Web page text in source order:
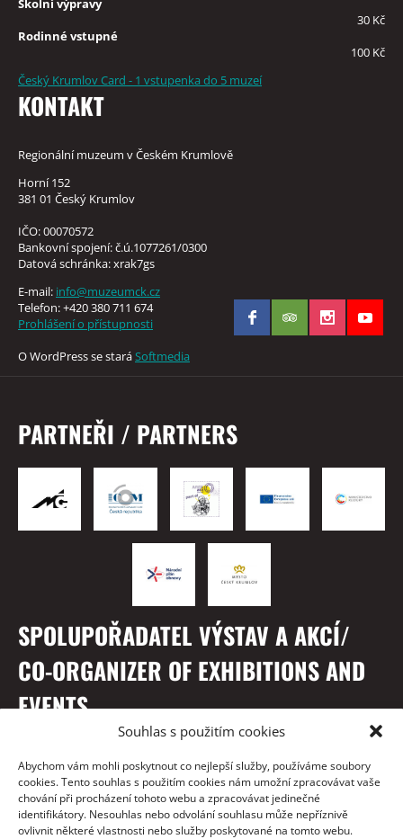
Souhlas s použitím cookies
Abychom vám mohli poskytnout co nejlepší služby, používáme soubory
cookies. Tento souhlas s použitím cookies nám umožní zpracovávat vaše
chování při procházení tohoto webu a zpracovávat jedinečné
identifikátory. Nesouhlas nebo odvolání souhlasu může nepříznivě
ovlivnit některé vlastnosti nebo služby poskytované na tomto webu.
Školní výpravy
30 Kč
Rodinné vstupné
100 Kč
Český Krumlov Card - 1 vstupenka do 5 muzeí
KONTAKT
Regionální muzeum v Českém Krumlově
Horní 152
381 01 Český Krumlov
IČO: 00070572
Bankovní spojení: č.ú.1077261/0300
Datová schránka: xrak7gs
E-mail: info@muzeumck.cz
Telefon: +420 380 711 674
Prohlášení o přístupnosti
O WordPress se staráSoftmedia
PARTNEŘI / PARTNERS
SPOLUPOŘADATEL VÝSTAV A AKCÍ/
CO-ORGANIZER OF EXHIBITIONS AND
EVENTS